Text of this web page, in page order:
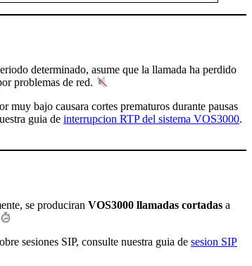
determinado, asume que la llamada ha perdido
problemas de red.
bajo causara cortes prematuros durante pausas
guia de interrupcion RTP del sistema VOS3000.
se produciran VOS3000 llamadas cortadas a
sesiones SIP, consulte nuestra guia de sesion SIP